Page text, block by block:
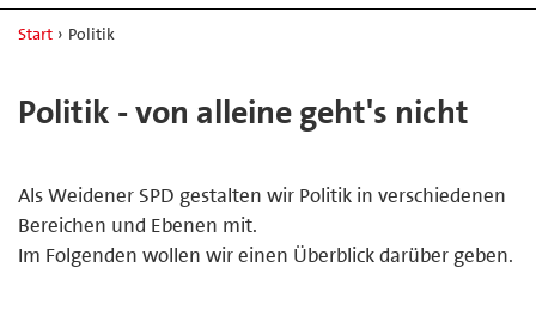
Start › Politik
Politik - von alleine geht's nicht
Als Weidener SPD gestalten wir Politik in verschiedenen
Bereichen und Ebenen mit.
Im Folgenden wollen wir einen Überblick darüber geben.